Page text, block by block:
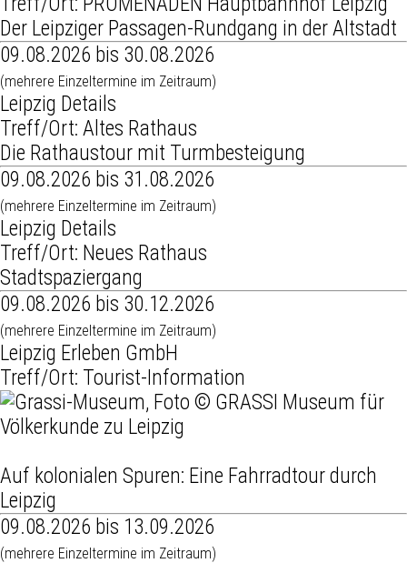
Der Leipziger Passagen-Rundgang in der Altstadt
09.08.2026 bis 30.08.2026
(mehrere Einzeltermine im Zeitraum)
Leipzig Details
Treff/Ort: Altes Rathaus
Die Rathaustour mit Turmbesteigung
09.08.2026 bis 31.08.2026
(mehrere Einzeltermine im Zeitraum)
Leipzig Details
Treff/Ort: Neues Rathaus
Stadtspaziergang
09.08.2026 bis 30.12.2026
(mehrere Einzeltermine im Zeitraum)
Leipzig Erleben GmbH
Treff/Ort: Tourist-Information
Auf kolonialen Spuren: Eine Fahrradtour durch
Leipzig
09.08.2026 bis 13.09.2026
(mehrere Einzeltermine im Zeitraum)